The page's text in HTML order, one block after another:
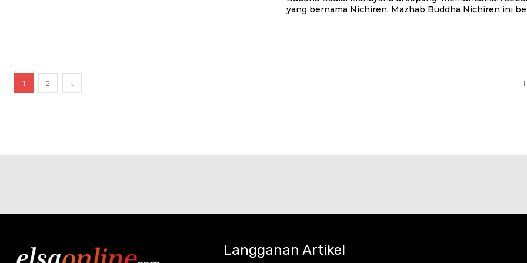
yang bernama Nichiren. Mazhab Buddha Nichiren ini
1 2
Langganan Artikel